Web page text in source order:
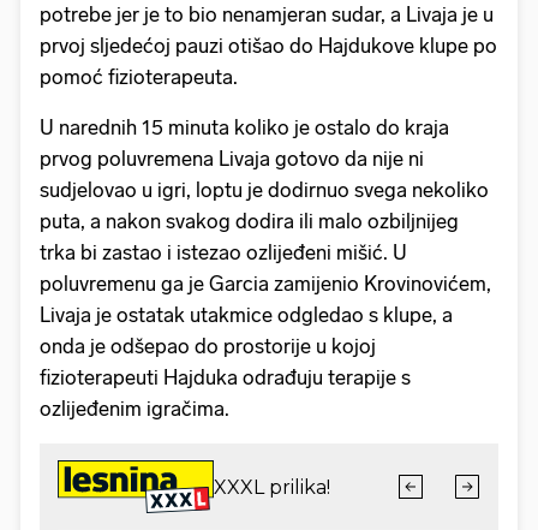
potrebe jer je to bio nenamjeran sudar, a Livaja je u
prvoj sljedećoj pauzi otišao do Hajdukove klupe po
pomoć fizioterapeuta.
U narednih 15 minuta koliko je ostalo do kraja
prvog poluvremena Livaja gotovo da nije ni
sudjelovao u igri, loptu je dodirnuo svega nekoliko
puta, a nakon svakog dodira ili malo ozbiljnijeg
trka bi zastao i istezao ozlijeđeni mišić. U
poluvremenu ga je Garcia zamijenio Krovinovićem,
Livaja je ostatak utakmice odgledao s klupe, a
onda je odšepao do prostorije u kojoj
fizioterapeuti Hajduka odrađuju terapije s
ozlijeđenim igračima.